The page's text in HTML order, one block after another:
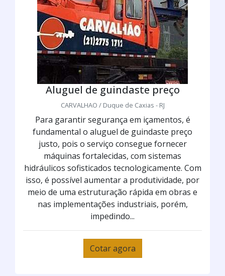
Aluguel de guindaste preço
CARVALHAO / Duque de Caxias - RJ
Para garantir segurança em içamentos, é
fundamental o aluguel de guindaste preço
justo, pois o serviço consegue fornecer
máquinas fortalecidas, com sistemas
hidráulicos sofisticados tecnologicamente. Com
isso, é possível aumentar a produtividade, por
meio de uma estruturação rápida em obras e
nas implementações industriais, porém,
impedindo...
Cotar agora